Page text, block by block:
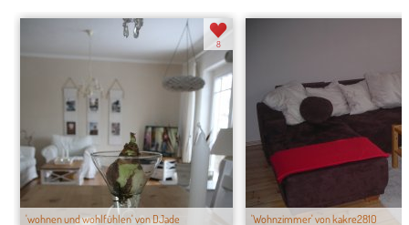
'wohnen und wohlfühlen' von DJade
8
'Wohnzimmer' von kakre2810